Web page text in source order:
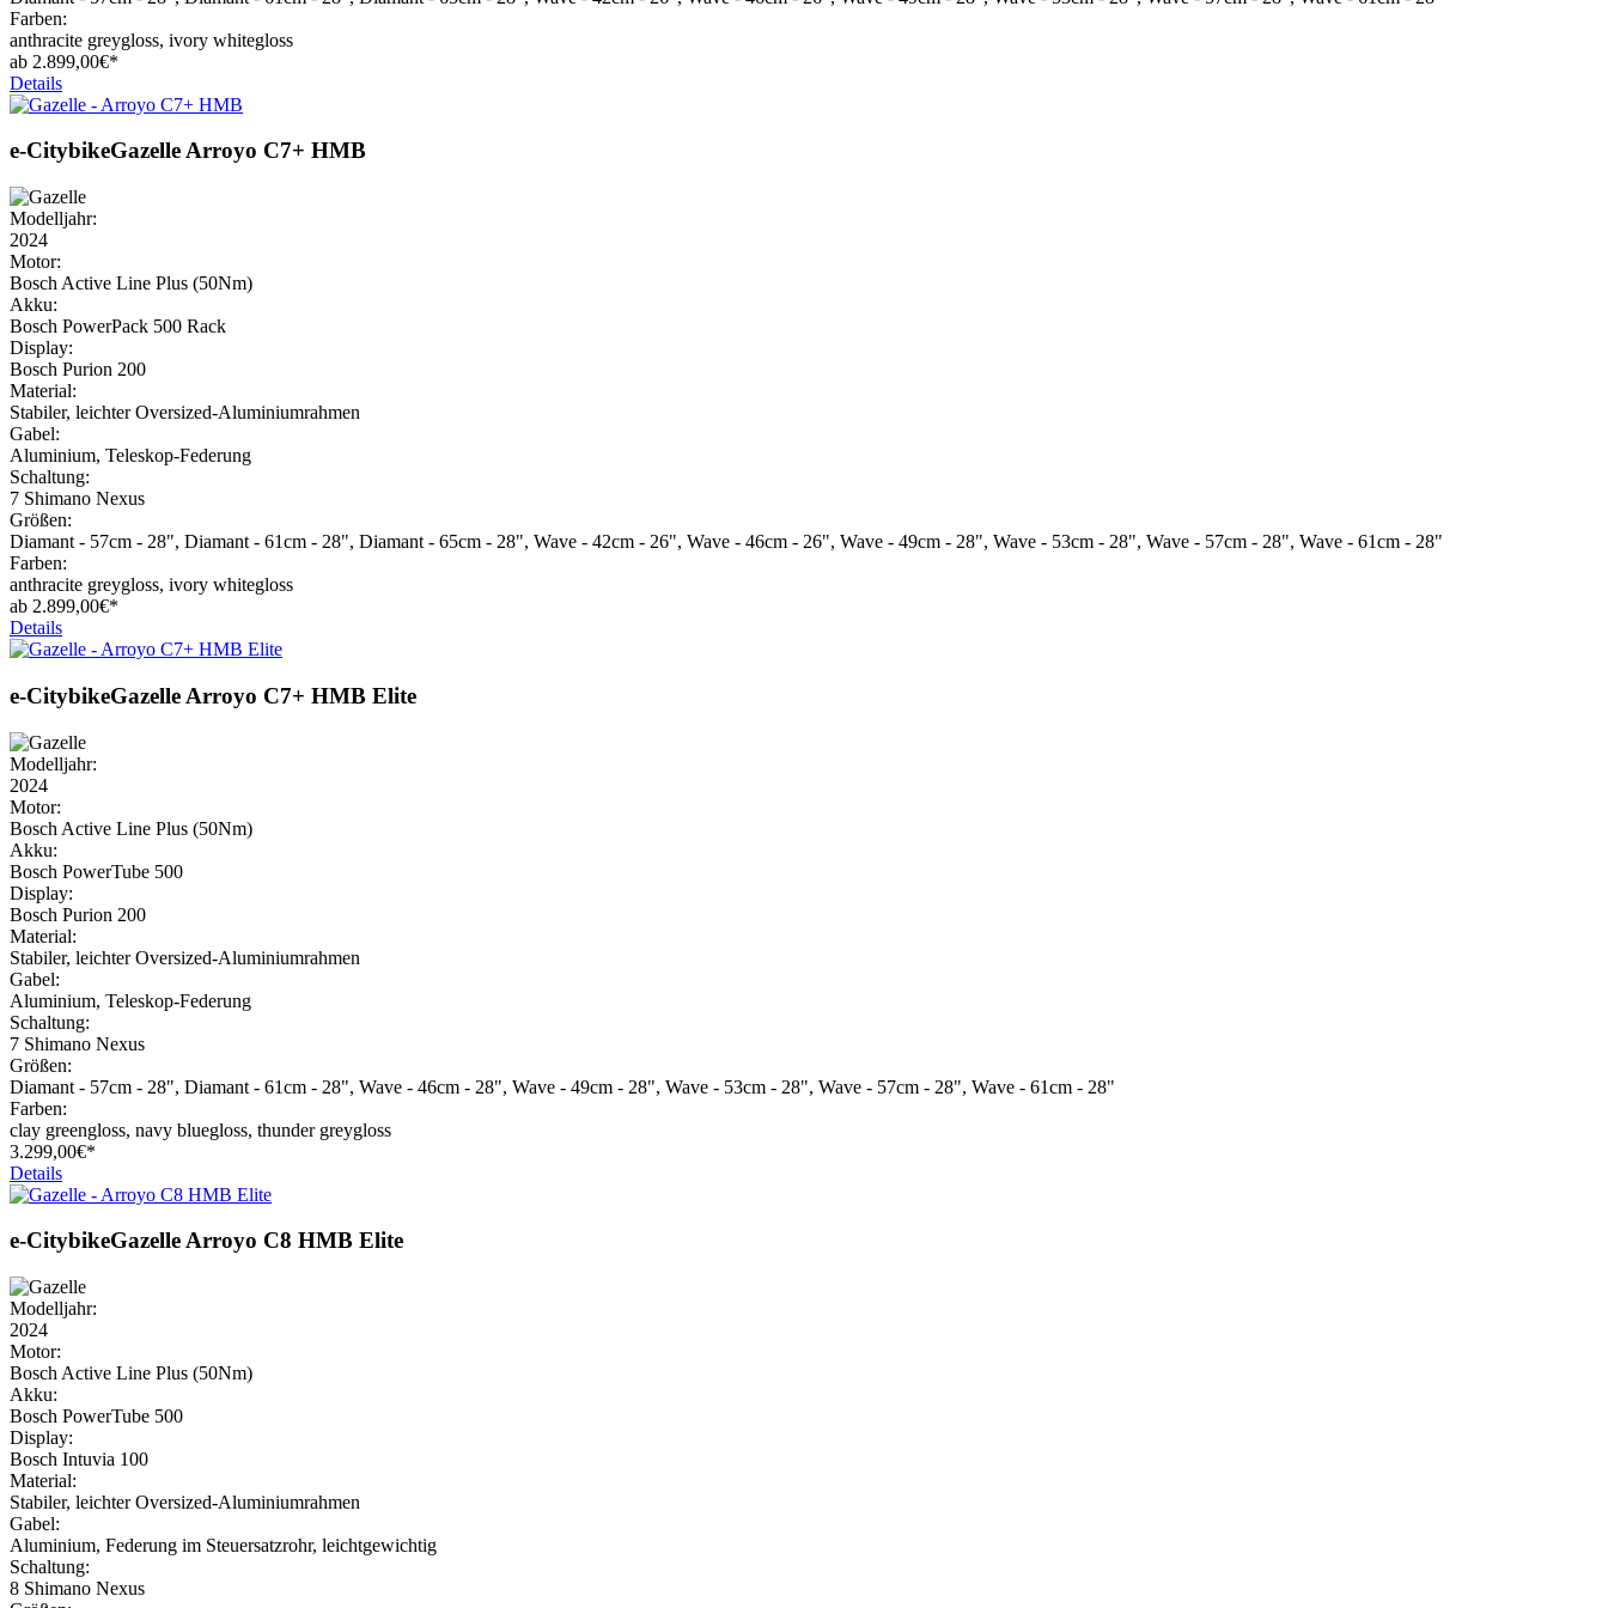
Farben:
anthracite greygloss, ivory whitegloss
ab 2.899,00€*
Details
e-CitybikeGazelleArroyo C7+ HMB
Modelljahr:
2024
Motor:
Bosch Active Line Plus (50Nm)
Akku:
Bosch PowerPack 500 Rack
Display:
Bosch Purion 200
Material:
Stabiler, leichter Oversized-Aluminiumrahmen
Gabel:
Aluminium, Teleskop-Federung
Schaltung:
7 Shimano Nexus
Größen:
Diamant - 57cm - 28", Diamant - 61cm - 28", Diamant - 65cm - 28", Wave - 42cm - 26", Wave - 46cm - 26", Wave - 49cm - 28", Wave - 53cm - 28", Wave - 57cm - 28", Wave - 61cm - 28"
Farben:
anthracite greygloss, ivory whitegloss
ab 2.899,00€*
Details
e-CitybikeGazelle Arroyo C7+ HMB Elite
Modelljahr:
2024
Motor:
Bosch Active Line Plus (50Nm)
Akku:
Bosch PowerTube 500
Display:
Bosch Purion 200
Material:
Stabiler, leichter Oversized-Aluminiumrahmen
Gabel:
Aluminium, Teleskop-Federung
Schaltung:
7 Shimano Nexus
Größen:
Diamant - 57cm - 28", Diamant - 61cm - 28", Wave - 46cm - 28", Wave - 49cm - 28", Wave - 53cm - 28", Wave - 57cm - 28", Wave - 61cm - 28"
Farben:
clay greengloss, navy bluegloss, thunder greygloss
3.299,00€*
Details
e-CitybikeGazelleArroyo C8 HMB Elite
Modelljahr:
2024
Motor:
Bosch Active Line Plus (50Nm)
Akku:
Bosch PowerTube 500
Display:
Bosch Intuvia 100
Material:
Stabiler, leichter Oversized-Aluminiumrahmen
Gabel:
Aluminium, Federung im Steuersatzrohr, leichtgewichtig
Schaltung:
8 Shimano Nexus